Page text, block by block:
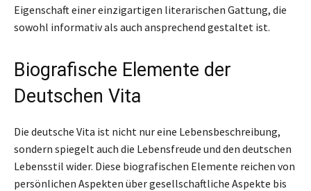
Eigenschaft einer einzigartigen literarischen Gattung, die
sowohl informativ als auch ansprechend gestaltet ist.
Biografische Elemente der
Deutschen Vita
Die deutsche Vita ist nicht nur eine Lebensbeschreibung,
sondern spiegelt auch die Lebensfreude und den deutschen
Lebensstil wider. Diese biografischen Elemente reichen von
persönlichen Aspekten über gesellschaftliche Aspekte bis